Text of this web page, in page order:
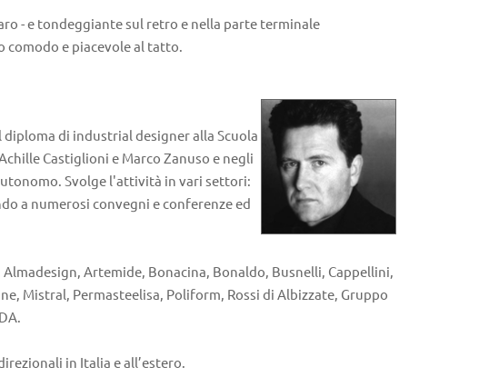
- e tondeggiante sul retro e nella parte terminale
comodo e piacevole al tatto.
diploma di industrial designer alla Scuola
Castiglioni e Marco Zanuso e negli
Svolge l'attività in vari settori:
a numerosi convegni e conferenze ed
Artemide, Bonacina, Bonaldo, Busnelli, Cappellini,
Mistral, Permasteelisa, Poliform, Rossi di Albizzate, Gruppo
in Italia e all’estero.